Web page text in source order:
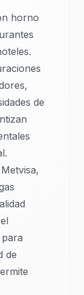
horno
de
de